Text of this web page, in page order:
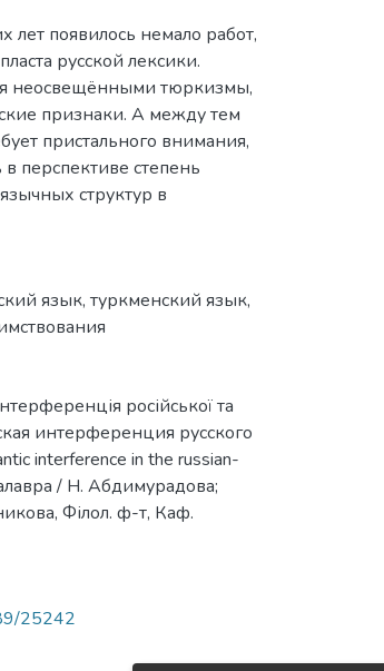
лет появилось немало работ,
русской лексики.
неосвещёнными тюркизмы,
признаки. А между тем
пристального внимания,
перспективе степень
структур в
язык, туркменский язык,
російської та
интерференция русского
interference in the russian-
/ Н. Абдимурадова;
Філол. ф-т, Каф.
25242